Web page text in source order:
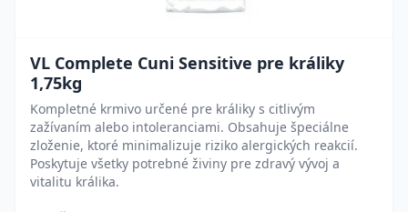
VL Complete Cuni Sensitive pre králiky
1,75kg
Kompletné krmivo určené pre králiky s citlivým
zažívaním alebo intoleranciami. Obsahuje špeciálne
zloženie, ktoré minimalizuje riziko alergických reakcií.
Poskytuje všetky potrebné živiny pre zdravý vývoj a
vitalitu králika.